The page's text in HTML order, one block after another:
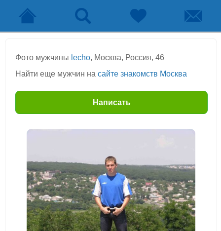
Фото мужчины lecho, Москва, Россия, 46
Найти еще мужчин на сайте знакомств Москва
Написать